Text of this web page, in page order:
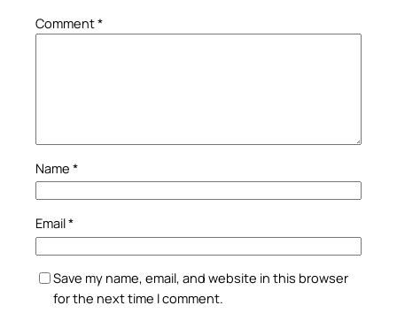
Comment*
Name *
Email*
Save my name, email, and website in this browser
for the next time I comment.